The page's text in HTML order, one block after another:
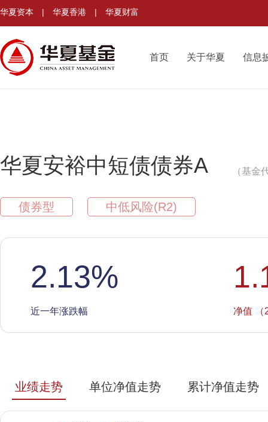
华夏资本 | 华夏香港 | 华夏财富
首页 关于华夏 信息
华夏安裕中短债债券A （基金
债券型 中低风险(R2)
2.13%
近一年涨跌幅 净值 （
业绩走势 单位净值走势 累计净值走势